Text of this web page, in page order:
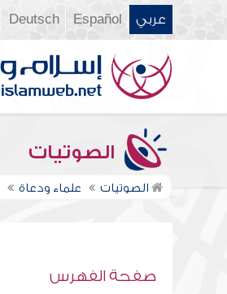
عربي Español
Deutsch
الصوتيات
الصوتيات علماء ودعاة
صفحة الفهرس